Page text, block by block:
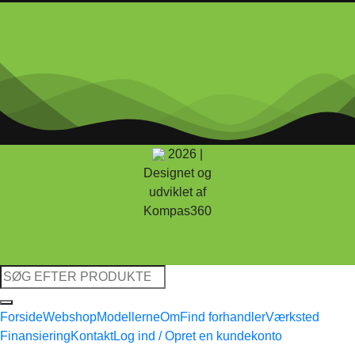
2026 |
Designet og
udviklet af
Kompas360
Søg
efter:
ForsideWebshopModellerneOmFind forhandlerVærksted
FinansieringKontaktLog ind / Opret en kundekonto